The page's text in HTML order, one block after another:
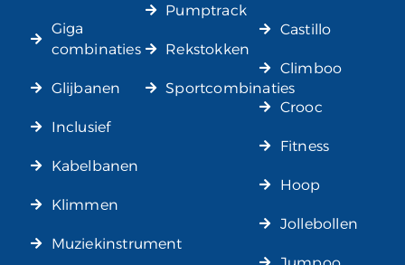
Giga
combinaties
Glijbanen
Inclusief
Kabelbanen
Klimmen
Muziekinstrument
Pumptrack
Rekstokken
Sportcombinaties
Castillo
Climboo
Crooc
Fitness
Hoop
Jollebollen